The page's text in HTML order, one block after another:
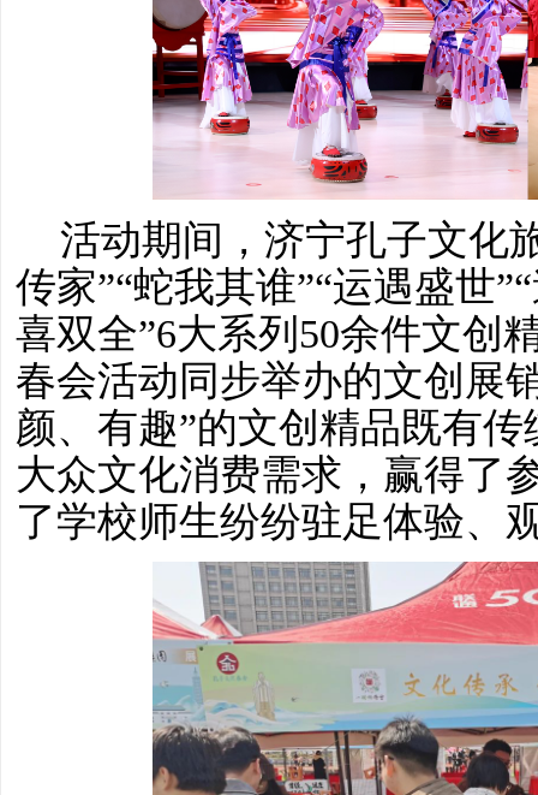
活动期间，济宁孔子文化
传家”“蛇我其谁”“运遇盛世
喜双全”6大系列50余件文创
春会活动同步举办的文创展
颜、有趣”的文创精品既有
大众文化消费需求，赢得了
了学校师生纷纷驻足体验、